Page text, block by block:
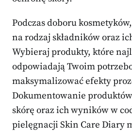
Podczas doboru
na rodzaj składników oraz
Wybieraj produkty, które
odpowiadają Twoim
maksymalizować efekty
Dokumentowanie
skórę oraz ich wyników w
pielęgnacji Skin Care Diary